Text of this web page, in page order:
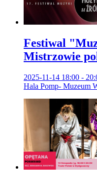
Festiwal
Mistrzowie
2025-11-14 18:00 -
Hala Pomp- Muzeum